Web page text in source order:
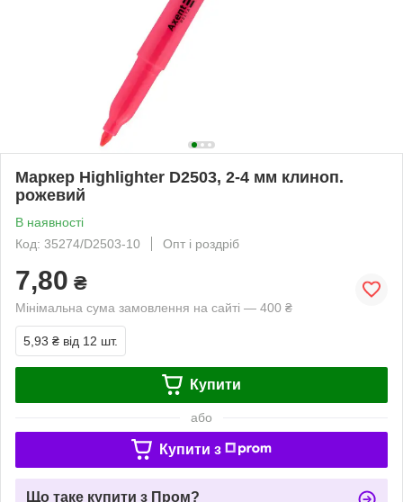
Маркер Highlighter D2503, 2-4 мм клиноп.
рожевий
В наявності
Код: 35274/D2503-10
Опт і роздріб
7,80 ₴
Мінімальна сума замовлення на сайті — 400 ₴
5,93 ₴ від 12 шт.
Купити
або
Купити з
Що таке купити з Пром?